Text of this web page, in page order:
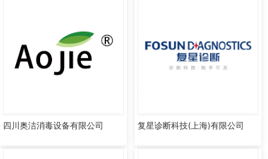
四川奥洁消毒设备有限公司 复星诊断科技(上海)有限公司